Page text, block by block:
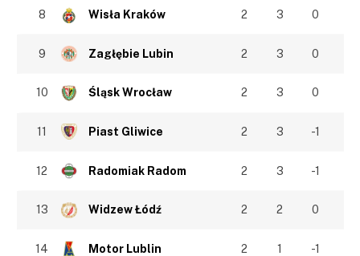
8 Wisła Kraków 2 3 0
9 Zagłębie Lubin 2 3 0
10 Śląsk Wrocław 2 3 0
11 Piast Gliwice 2 3 -1
12 Radomiak Radom 2 3 -1
13 Widzew Łódź 2 2 0
14 Motor Lublin 2 1 -1